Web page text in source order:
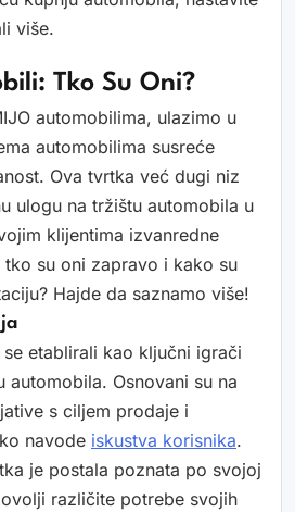
više.
Tko Su Oni?
automobilima, ulazimo u
automobilima susreće
Ova tvrtka već dugi niz
ulogu na tržištu automobila u
klijentima izvanredne
tko su oni zapravo i kako su
Hajde da saznamo više!
se etablirali kao ključni igrači
automobila. Osnovani su na
s ciljem prodaje i
navode iskustva korisnika.
je postala poznata po svojoj
različite potrebe svojih